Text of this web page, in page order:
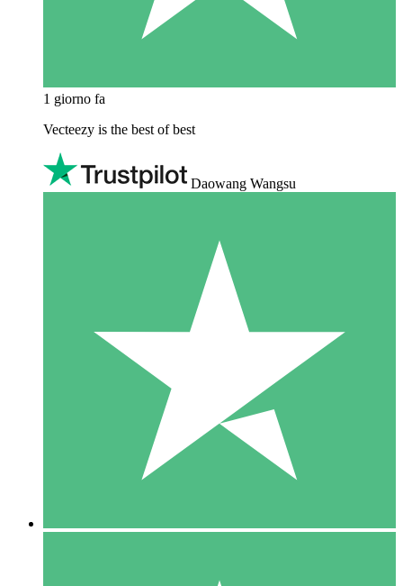
1 giorno fa
Vecteezy is the best of best
Daowang Wangsu